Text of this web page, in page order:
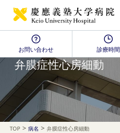
お問い合わせ 診療時間
Disease Name Search
弁膜症性心房細動
TOP > 病名 > 弁膜症性心房細動